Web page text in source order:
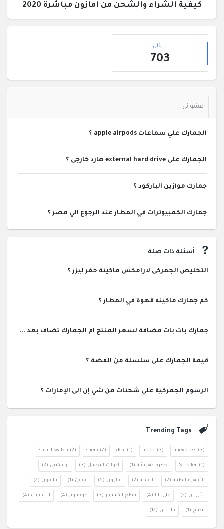
كيفية الشراء والشحن من امازون مباشرة 2020
القائمة
الجانبية
إحصائيات
سؤال
703
عشوائي
الجمارك علي سماعات apple airpods ؟
الجمارك على external hard drive هارد خارجى ؟
جمارك موازين الباركود ؟
جمارك الكمبيوترات في المطار عند الرجوع الي مصر ؟
أسئلة ذات صلة
التخليص الجمركى لارامكس ماكينة حفر ليزر ؟
كم جمارك ماكينه قهوة في المطار ؟
جمارك بات بات مضافة لسعر المنتج ام الجمارك تضاف بعد ...
قيمة الجمارك على سلسلة من الفضة ؟
الرسوم الجمركية على شحنات من شي إن إلى الإمارات ؟
Trending Tags
aliexpress (3)
apple (3)
dslr (1)
shein (7)
smart watch (2)
Stroller (1) اجهزة كهربائية (1) ادوات التجميل (3) ارامكس (2)
الأجهزة الطبية (2) الاحذيه (2) امازون (5) ايفون (1) تيليفون (2)
شي ان (2) علي بابا (4) قطع الكمبيوتر (3) كومبيوتر (4) لاب توب (4)
مكياج (1) ملابس (12)